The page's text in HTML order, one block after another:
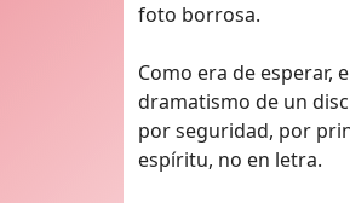
foto borrosa.
Como era de esperar,
dramatismo de un
por seguridad, por
espíritu, no en letra.